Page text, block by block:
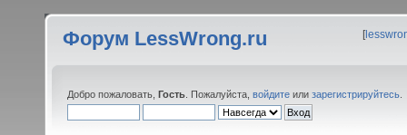
Форум LessWrong.ru [
Добро пожаловать, Гость . Пожалуйста, войдите или зарегистрируйтесь